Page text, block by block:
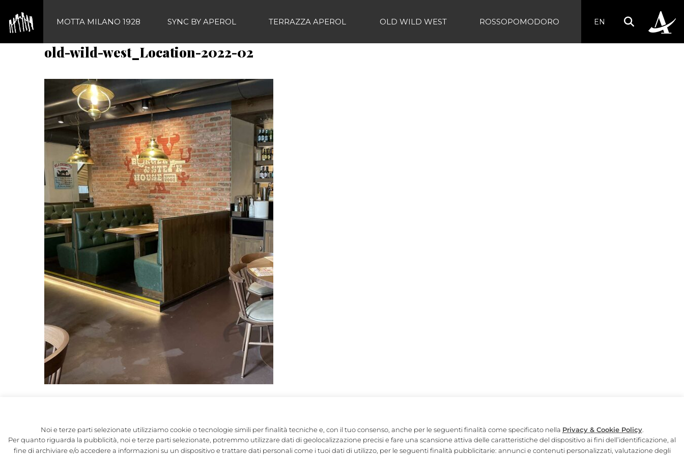
contenuto
MOTTA MILANO 1928 SYNC BY APEROL TERRAZZA APEROL OLD WILD WEST ROSSOPOMODORO EN
old-wild-west_Location-2022-02
IL PROGETTO
LA STORIA
MOTTA MILANO 1928
SYNC BY APEROL
Il Mercato del Duomo è un progetto di Autogrill.
Legal Disclaimer|Privacy
Noi e terze parti selezionate utilizziamo cookie o tecnologie simili per finalità tecniche e, con il tuo consenso, anche per le seguenti finalità come specificato nella Privacy & Cookie Policy.
Per quanto riguarda la pubblicità, noi e terze parti selezionate, potremmo utilizzare dati di geolocalizzazione precisi e fare una scansione attiva delle caratteristiche del dispositivo ai fini dell’identificazione, al
fine di archiviare e/o accedere a informazioni su un dispositivo e trattare dati personali come i tuoi dati di utilizzo, per le seguenti finalità pubblicitarie: annunci e contenuti personalizzati, valutazione degli